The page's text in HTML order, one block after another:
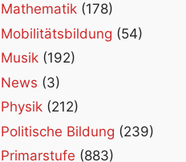
Mathematik (178)
Mobilitätsbildung (54)
Musik (192)
News (3)
Physik (212)
Politische Bildung (239)
Primarstufe (883)